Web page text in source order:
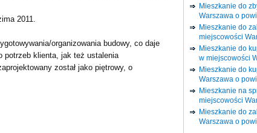
2011.
organizowania budowy, co daje
potrzeb klienta, jak też ustalenia
został jako piętrowy, o
Mieszkanie do
Warszawa o
Mieszkanie do
miejscowości
Mieszkanie do
w miejscowości
Mieszkanie do
Warszawa o
Mieszkanie na
miejscowości
Mieszkanie do
Warszawa o